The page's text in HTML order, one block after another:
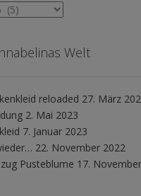
Welt
reloaded 27. März
2. Mai 2023
7. Januar 2023
22. November 2022
Pusteblume 17.